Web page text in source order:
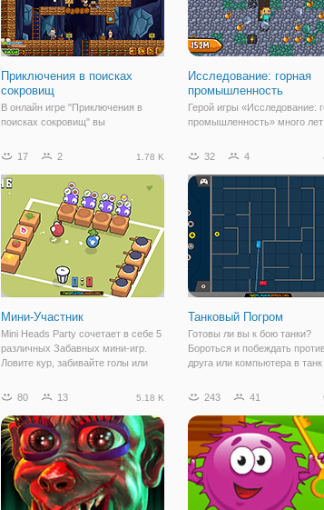
Приключения в поисках
сокровищ
В онлайн игре "Приключения в
поисках сокровищ" вы
драгоценностей древних племен.
добрались до пещеры и теперь
дело осталось за малым. Найти
сокровища, собрать их и
выбраться
Исследование: горная
промышленность
Герой игры «Исследование:
промышленность» много лет
подземной среды. В ходе
полезными ископаемыми.
полезные ресурсы
17 2 1.78 K
Мини-Участник
Mini Heads Party сочетает в себе 5
различных Забавных мини-игр.
Ловите кур, забивайте голы или
игра веселее другой. Это будет
друга в 5 различных задачах! Вы
32 4
Танковый Погром
Готовы ли вы к бою танки?
Бороться и побеждать
друга или компьютера в танк
которые поддерживают вас.
беспилотный мини-танк! Он
атакует врага
80 13 5.18 K 243 41